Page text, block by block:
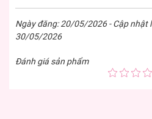
Ngày đăng: 20/05/2026 - Cập nhật
30/05/2026
Đánh giá sản phẩm